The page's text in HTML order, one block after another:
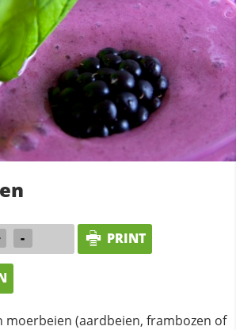
- PRINT
moerbeien (aardbeien, frambozen of